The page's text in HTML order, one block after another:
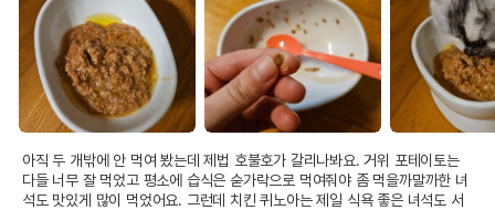
아직 두 개밖에 안 먹여 봤는데 제법 호불호가 갈리나봐요. 거위 포테이토는
다들 너무 잘 먹었고 평소에 습식은 숟가락으로 먹여줘야 좀 먹을까말까한 녀
석도 맛있게 많이 먹었어요. 그런데 치킨 퀴노아는 제일 식욕 좋은 녀석도 서